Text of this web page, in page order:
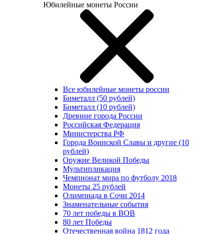
Юбилейные монеты России
Все юбилейные монеты россии
Биметалл (50 рублей)
Биметалл (10 рублей)
Древние города России
Российская Федерация
Министерства РФ
Города Воинской Славы и другие (10
рублей)
Оружие Великой Победы
Мультипликация
Чемпионат мира по футболу 2018
Монеты 25 рублей
Олимпиада в Сочи 2014
Знаменательные события
70 лет победы в ВОВ
80 лет Победы
Отечественная война 1812 года